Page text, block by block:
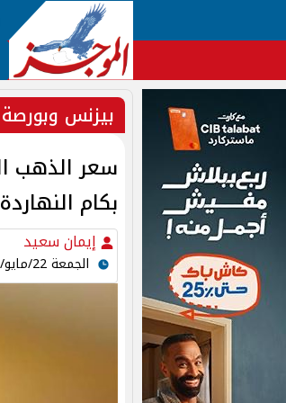
بيزنس وبورصة
بكام النهاردة
إيمان سعيد
الجمعة 22/مايو/2026 - 11:46 ص